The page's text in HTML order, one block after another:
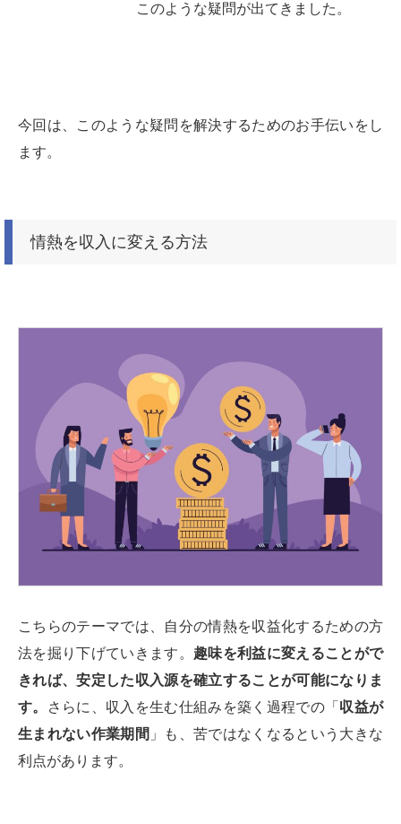
このような疑問が出てきました。
今回は、このような疑問を解決するためのお手伝いをし
ます。
情熱を収入に変える方法
こちらのテーマでは、自分の情熱を収益化するための方
法を掘り下げていきます。 趣味を利益に変えることがで
きれば、安定した収入源を確立することが可能になりま
す。
さらに、収入を生む仕組みを築く過程での「 収益が
生まれない作業期間 」も、苦ではなくなるという大きな
利点があります。